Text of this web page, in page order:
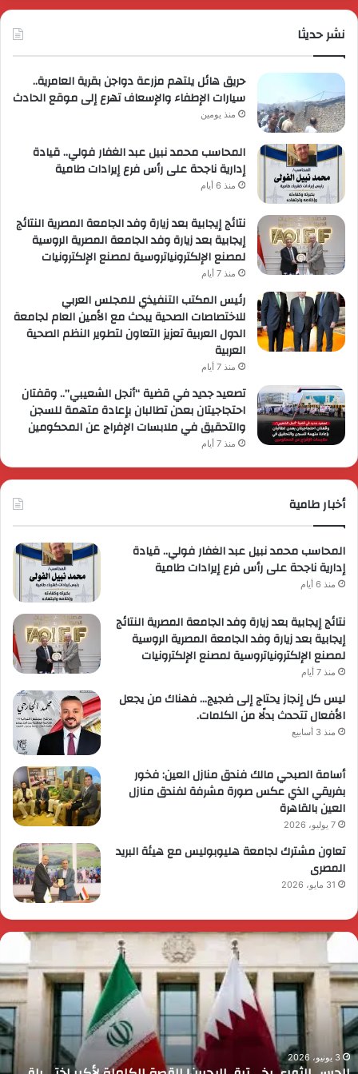
نشر حديثا
حريق هائل يلتهم مزرعة دواجن بقرية العامرية..
سيارات الإطفاء والإسعاف تهرع إلى موقع الحادث
منذ يومين
المحاسب محمد نبيل عبد الغفار فولي.. قيادة
إدارية ناجحة على رأس فرع إيرادات طامية
منذ 6 أيام
نتائج إيجابية بعد زيارة وفد الجامعة المصرية النتائج
إيجابية بعد زيارة وفد الجامعة المصرية الروسية
لمصنع الإلكترونياتروسية لمصنع الإلكترونيات
منذ 7 أيام
رئيس المكتب التنفيذي للمجلس العربي
للاختصاصات الصحية يبحث مع الأمين العام لجامعة
الدول العربية تعزيز التعاون لتطوير النظم الصحية
العربية
منذ 7 أيام
تصعيد جديد في قضية “أنجل الشعيبي”.. وقفتان
احتجاجيتان بعدن تطالبان بإعادة متهمة للسجن
والتحقيق في ملابسات الإفراج عن المحكومين
منذ 7 أيام
أخبار طامية
المحاسب محمد نبيل عبد الغفار فولي.. قيادة
إدارية ناجحة على رأس فرع إيرادات طامية
منذ 6 أيام
نتائج إيجابية بعد زيارة وفد الجامعة المصرية النتائج
إيجابية بعد زيارة وفد الجامعة المصرية الروسية
لمصنع الإلكترونياتروسية لمصنع الإلكترونيات
منذ 7 أيام
ليس كل إنجاز يحتاج إلى ضجيج… فهناك من يجعل
الأفعال تتحدث بدلًا من الكلمات.
منذ 3 أسابيع
أسامة الصبحي مالك فندق منازل العين: فخور
بفريقي الذي عكس صورة مشرفة لفندق منازل
العين بالقاهرة
7 يوليو، 2026
تعاون مشترك لجامعة هليوبوليس مع هيئة البريد
المصرى
31 مايو، 2026
الحرس
يخـ
ـترق
البحرين!
القصة
الكاملة
لأكبر 3 يونيو، 2026